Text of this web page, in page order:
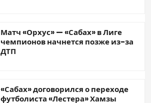
Матч «Орхус» — «Сабах» в Лиге
чемпионов начнется позже из-за
ДТП
«Сабах» договорился о переходе
футболиста «Лестера» Хамзы